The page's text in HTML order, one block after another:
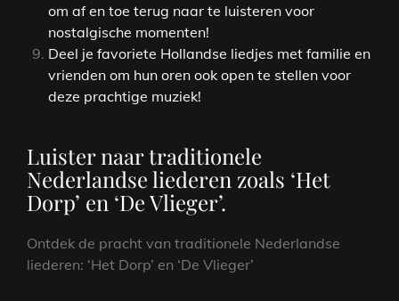
om af en toe terug naar te luisteren voor
nostalgische momenten!
Deel je favoriete Hollandse liedjes met familie en
vrienden om hun oren ook open te stellen voor
deze prachtige muziek!
Luister naar traditionele
Nederlandse liederen zoals ‘Het
Dorp’ en ‘De Vlieger’.
Ontdek de pracht van traditionele Nederlandse
liederen: ‘Het Dorp’ en ‘De Vlieger’